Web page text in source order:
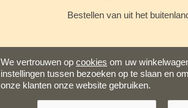
We vertrouwen op cookies om uw
instellingen tussen bezoeken op te slaan en
onze klanten onze website gebruiken.
Bestellen van uit het